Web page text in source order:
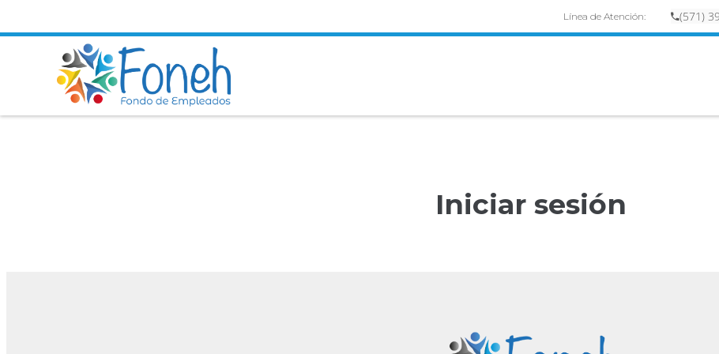
Línea de Atención: (571)
Iniciar sesión